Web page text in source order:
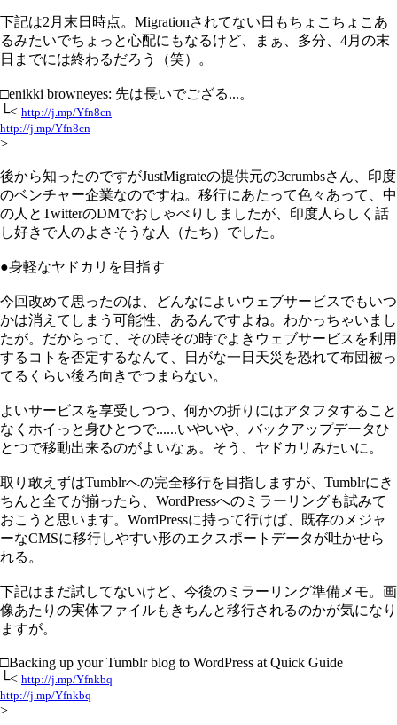
下記は2月末日時点。Migrationされてない日もちょこちょこあ
るみたいでちょっと心配にもなるけど、まぁ、多分、4月の末
日までには終わるだろう（笑）。
□enikki browneyes: 先は長いでござる...。
└< http://j.mp/Yfn8cn
http://j.mp/Yfn8cn
>
後から知ったのですがJustMigrateの提供元の3crumbsさん、印度
のベンチャー企業なのですね。移行にあたって色々あって、中
の人とTwitterのDMでおしゃべりしましたが、印度人らしく話
し好きで人のよさそうな人（たち）でした。
●身軽なヤドカリを目指す
今回改めて思ったのは、どんなによいウェブサービスでもいつ
かは消えてしまう可能性、あるんですよね。わかっちゃいまし
たが。だからって、その時その時でよきウェブサービスを利用
するコトを否定するなんて、日がな一日天災を恐れて布団被っ
てるくらい後ろ向きでつまらない。
よいサービスを享受しつつ、何かの折りにはアタフタすること
なくホイっと身ひとつで......いやいや、バックアップデータひ
とつで移動出来るのがよいなぁ。そう、ヤドカリみたいに。
取り敢えずはTumblrへの完全移行を目指しますが、Tumblrにき
ちんと全てが揃ったら、WordPressへのミラーリングも試みて
おこうと思います。WordPressに持って行けば、既存のメジャ
ーなCMSに移行しやすい形のエクスポートデータが吐かせら
れる。
下記はまだ試してないけど、今後のミラーリング準備メモ。画
像あたりの実体ファイルもきちんと移行されるのかが気になり
ますが。
□Backing up your Tumblr blog to WordPress at Quick Guide
└< http://j.mp/Yfnkbq
http://j.mp/Yfnkbq
>